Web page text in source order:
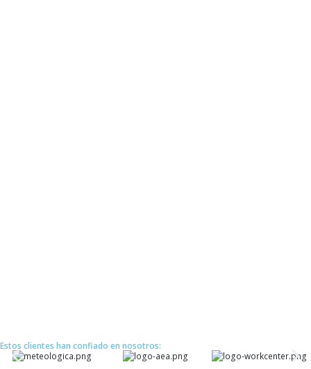
Estos clientes han confiado en nosotros: